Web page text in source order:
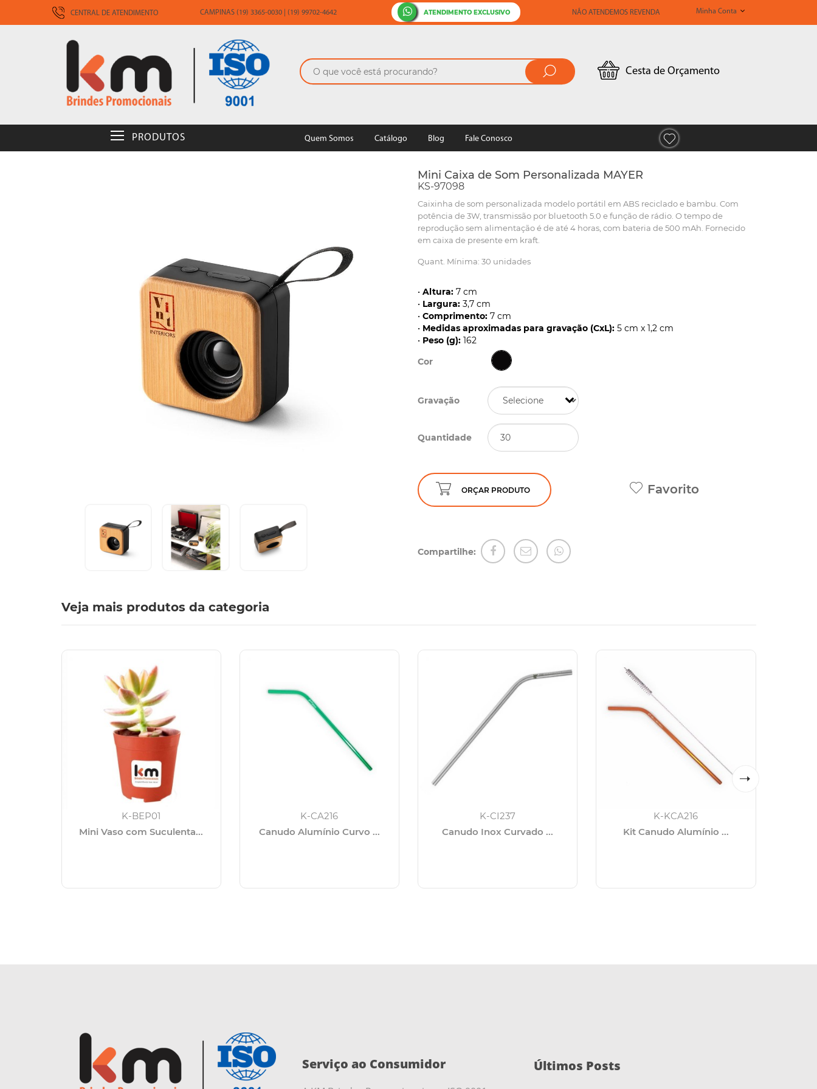
CENTRAL DE ATENDIMENTO CAMPINAS (19) 3365-0030 | (19) 99702-4642 ATENDIMENTO EXCLUSIVO NÃO ATENDEMOS REVENDA Minha Conta
Cesta de Orçamento
PRODUTOS Quem Somos Catálogo Blog Fale Conosco
Mini Caixa de Som Personalizada MAYER
KS-97098
Caixinha de som personalizada modelo portátil em ABS reciclado e bambu. Com
potência de 3W, transmissão por bluetooth 5.0 e função de rádio. O tempo de
reprodução sem alimentação é de até 4 horas, com bateria de 500 mAh. Fornecido
em caixa de presente em kraft.
Quant. Mínima: 30 unidades
• Altura: 7 cm
• Largura: 3,7 cm
• Comprimento: 7 cm
• Medidas aproximadas para gravação (CxL): 5 cm x 1,2 cm
• Peso (g): 162
Cor
Gravação
Quantidade
ORÇAR PRODUTO Favorito
Compartilhe:
Veja mais produtos da categoria
K-BEP01
Mini Vaso com Suculenta...
K-CA216
Canudo Alumínio Curvo ...
K-CI237
Canudo Inox Curvado ...
K-KCA216
Kit Canudo Alumínio ...
Serviço ao Consumidor Últimos Posts